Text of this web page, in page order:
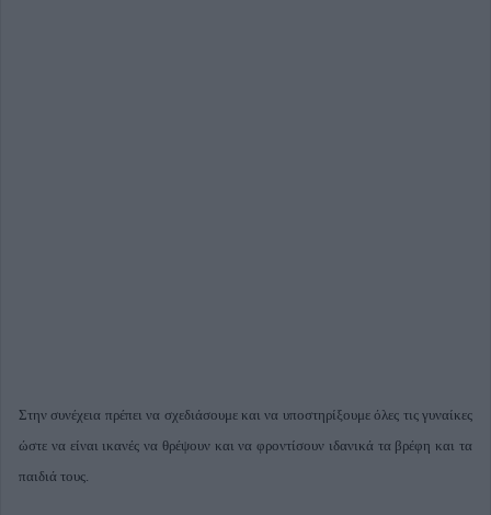
Στην συνέχεια πρέπει να σχεδιάσουμε και να υποστηρίξουμε όλες τις γυναίκες
ώστε να είναι ικανές να θρέψουν και να φροντίσουν ιδανικά τα βρέφη και τα
παιδιά τους.